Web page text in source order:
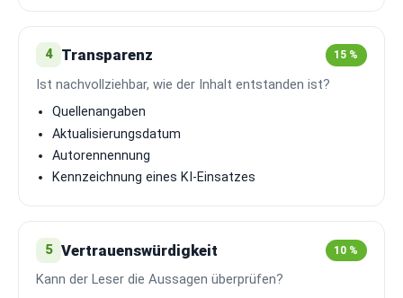
4 Transparenz 15 %
Ist nachvollziehbar, wie der Inhalt entstanden ist?
Quellenangaben
Aktualisierungsdatum
Autorennennung
Kennzeichnung eines KI-Einsatzes
5 Vertrauenswürdigkeit 10 %
Kann der Leser die Aussagen überprüfen?